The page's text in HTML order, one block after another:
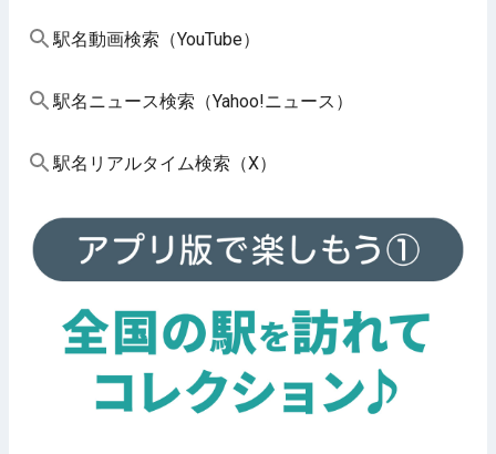
駅名動画検索（YouTube）
駅名ニュース検索（Yahoo!ニュース）
駅名リアルタイム検索（X）